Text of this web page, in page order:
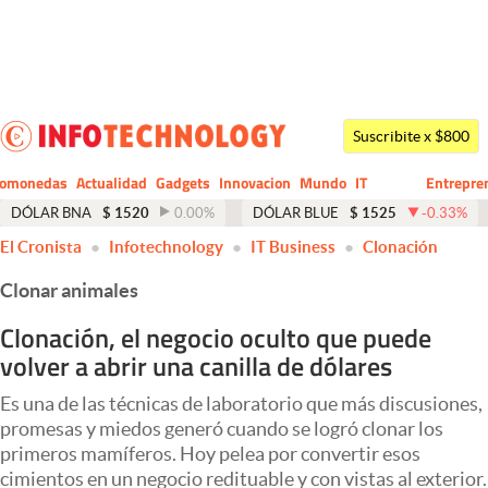
Dólar
Economía y Política
Finanzas y Mercados
Mercados Online
Negocios
Columnistas
Apertura
Suscribite x $800
Actualidad Gadgets Innovacion Mundo
CIO
IT
Business
DÓLAR BNA $ 1520 0.00% DÓLAR BLUE $ 1525 -0.33%
El Cronista Infotechnology IT Business Clonación
Clonar animales
Clonación, el negocio oculto que puede
volver a abrir una canilla de dólares
Es una de las técnicas de laboratorio que más discusiones,
promesas y miedos generó cuando se logró clonar los
primeros mamíferos. Hoy pelea por convertir esos
cimientos en un negocio redituable y con vistas al exterior.